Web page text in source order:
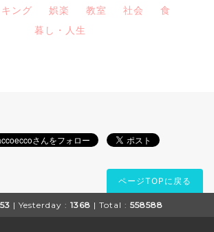
ング
娯楽 教室 社会
食
暮し・人生
ページTOPに戻る
| Yesterday : 1368 | Total : 558588